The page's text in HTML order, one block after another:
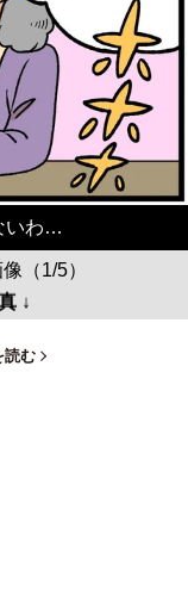
いわ…
（1/5）
↓
読む